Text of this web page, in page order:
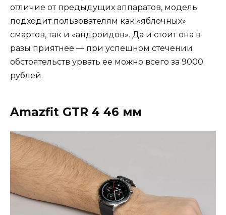
отличие от предыдущих аппаратов, модель
подходит пользователям как «яблочных»
смартов, так и «андроидов». Да и стоит она в
разы приятнее — при успешном стечении
обстоятельств урвать ее можно всего за 9000
рублей.
Amazfit GTR 4 46 мм